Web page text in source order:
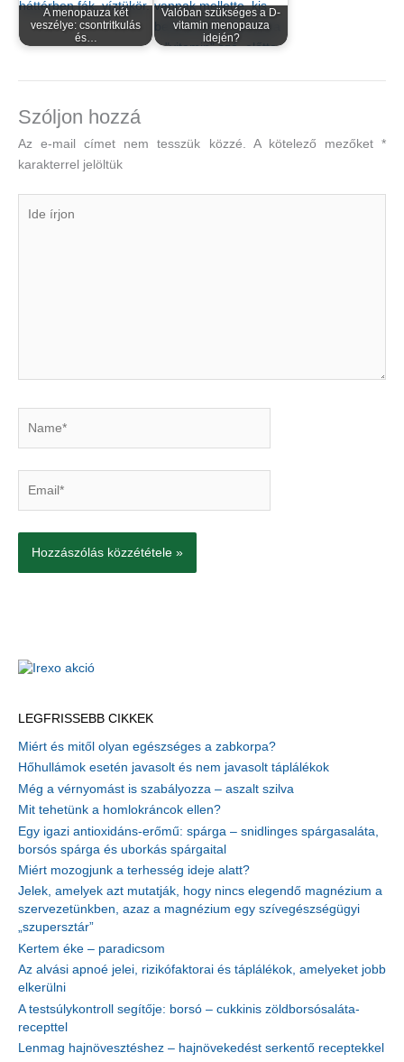
A menopauza két
veszélye: csontritkulás
és…
Valóban szükséges a D-
vitamin menopauza
idején?
Szóljon hozzá
Az e-mail címet nem tesszük közzé. A kötelező mezőket*
karakterrel jelöltük
LEGFRISSEBB CIKKEK
Miért és mitől olyan egészséges a zabkorpa?
Hőhullámok esetén javasolt és nem javasolt táplálékok
Még a vérnyomást is szabályozza – aszalt szilva
Mit tehetünk a homlokráncok ellen?
Egy igazi antioxidáns-erőmű: spárga – snidlinges spárgasaláta,
borsós spárga és uborkás spárgaital
Miért mozogjunk a terhesség ideje alatt?
Jelek, amelyek azt mutatják, hogy nincs elegendő magnézium a
szervezetünkben, azaz a magnézium egy szívegészségügyi
„szupersztár”
Kertem éke – paradicsom
Az alvási apnoé jelei, rizikófaktorai és táplálékok, amelyeket jobb
elkerülni
A testsúlykontroll segítője: borsó – cukkinis zöldborsósaláta-
recepttel
Lenmag hajnövesztéshez – hajnövekedést serkentő receptekkel